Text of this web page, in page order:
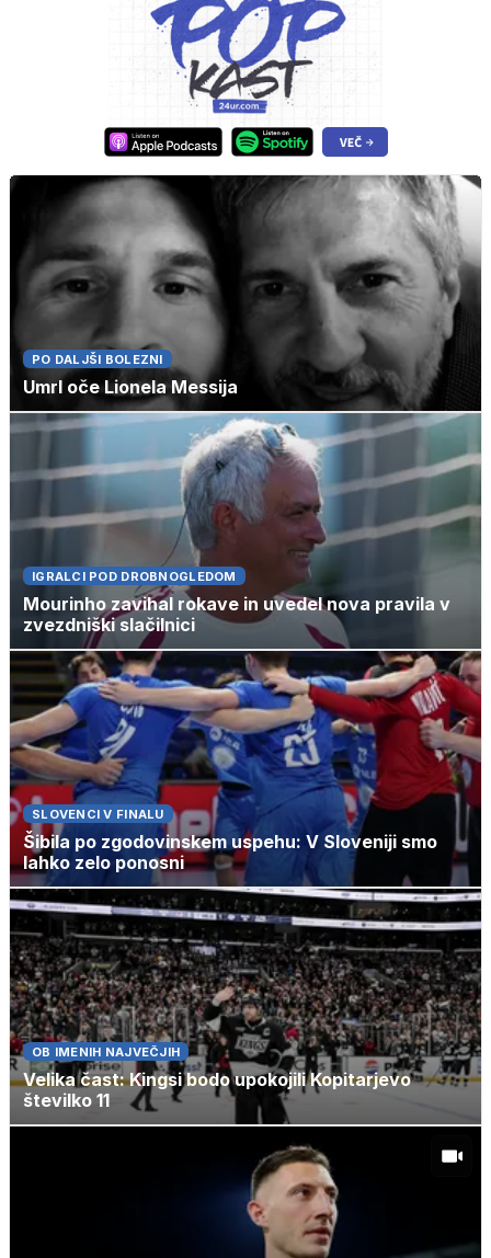
PO DALJŠI BOLEZNI
Umrl oče Lionela Messija
IGRALCI POD DROBNOGLEDOM
Mourinho zavihal rokave in uvedel nova pravila v
zvezdniški slačilnici
SLOVENCI V FINALU
Šibila po zgodovinskem uspehu: V Sloveniji smo
lahko zelo ponosni
OB IMENIH NAJVEČJIH
Velika čast: Kingsi bodo upokojili Kopitarjevo
številko 11